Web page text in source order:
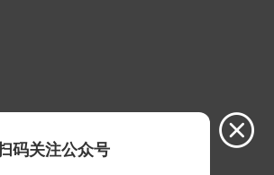

码关注公众号